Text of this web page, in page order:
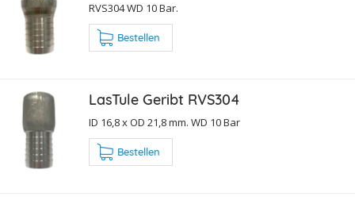
RVS304 WD 10 Bar.
Bestellen
LasTule Geribt RVS304
ID 16,8 x OD 21,8 mm. WD 10 Bar
Bestellen